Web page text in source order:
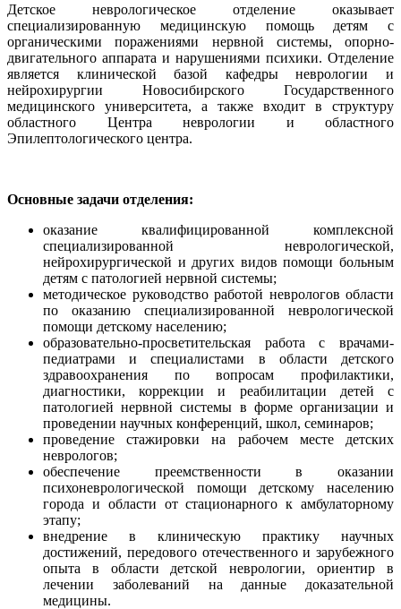
Детское неврологическое отделение оказывает
специализированную медицинскую помощь детям с
органическими поражениями нервной системы, опорно-
двигательного аппарата и нарушениями психики. Отделение
является клинической базой кафедры неврологии и
нейрохирургии Новосибирского Государственного
медицинского университета, а также входит в структуру
областного Центра неврологии и областного
Эпилептологического центра.
Основные задачи отделения:
оказание квалифицированной комплексной
специализированной неврологической,
нейрохирургической и других видов помощи больным
детям с патологией нервной системы;
методическое руководство работой неврологов области
по оказанию специализированной неврологической
помощи детскому населению;
образовательно-просветительская работа с врачами-
педиатрами и специалистами в области детского
здравоохранения по вопросам профилактики,
диагностики, коррекции и реабилитации детей с
патологией нервной системы в форме организации и
проведении научных конференций, школ, семинаров;
проведение стажировки на рабочем месте детских
неврологов;
обеспечение преемственности в оказании
психоневрологической помощи детскому населению
города и области от стационарного к амбулаторному
этапу;
внедрение в клиническую практику научных
достижений, передового отечественного и зарубежного
опыта в области детской неврологии, ориентир в
лечении заболеваний на данные доказательной
медицины.